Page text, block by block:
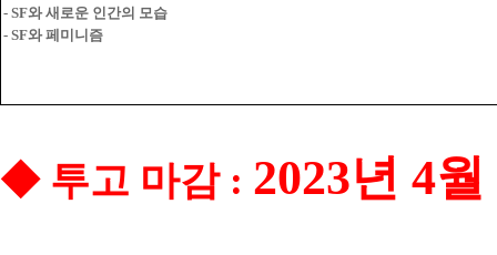
- SF와 새로운 인간의 모습
- SF와 페미니즘
◆ 투고 마감: 2023년 4월